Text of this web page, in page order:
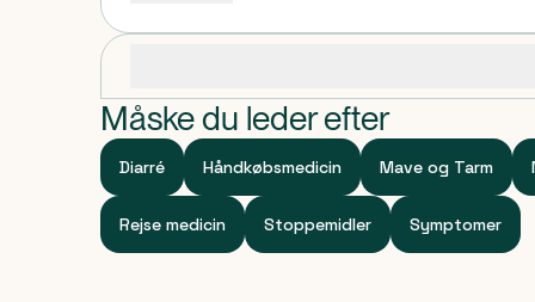
Måske du leder efter
Diarré Håndkøbsmedicin Mave og Tarm
Rejse medicin Stoppemidler Symptomer